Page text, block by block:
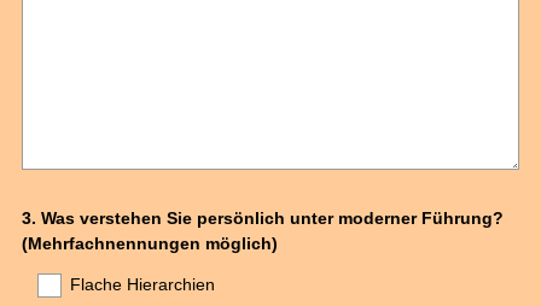
Question
Title
3. Was verstehen Sie persönlich unter moderner Führung?
(Mehrfachnennungen möglich)
Flache Hierarchien